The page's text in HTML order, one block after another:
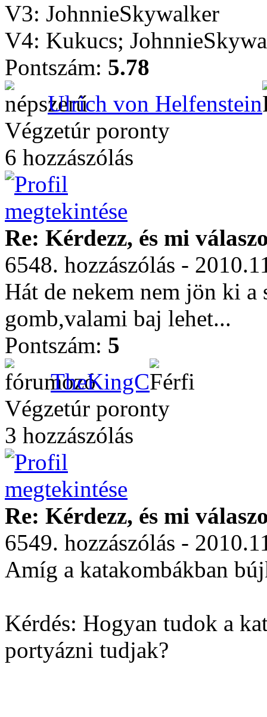
V3: JohnnieSkywalker
V4: Kukucs;
Pontszám: 5.78
Ulrich von Helfenstein
Végzetúr poronty
6 hozzászólás
Re: Kérdezz, és mi
6548. hozzászólás -
Hát de nekem nem jön ki a
gomb,valami baj lehet...
Pontszám: 5
TheKingC
Végzetúr poronty
3 hozzászólás
Re: Kérdezz, és mi
6549. hozzászólás -
Amíg a katakombákban
Kérdés: Hogyan tudok a
portyázni tudjak?